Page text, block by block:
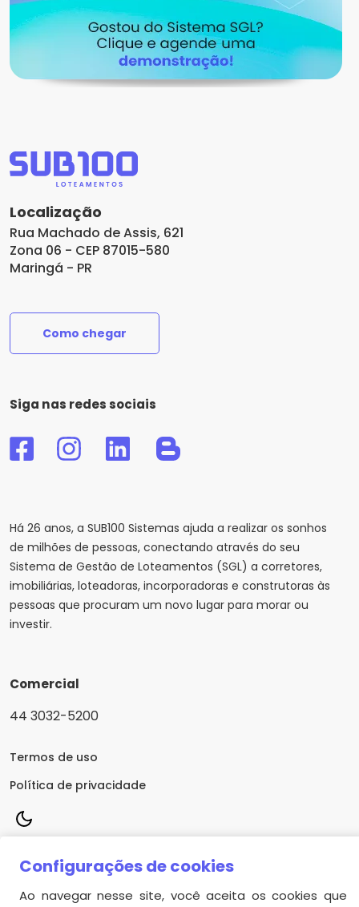
Localização
Rua Machado de Assis, 621
Zona 06 - CEP 87015-580
Maringá - PR
Como chegar
Siga nas redes sociais
Há 26 anos, a SUB100 Sistemas ajuda a realizar os sonhos
de milhões de pessoas, conectando através do seu
Sistema de Gestão de Loteamentos (SGL) a corretores,
imobiliárias, loteadoras, incorporadoras e construtoras às
pessoas que procuram um novo lugar para morar ou
investir.
Comercial
44 3032-5200
Termos de uso
Política de privacidade
© 2026 SistemaSGL
Configurações de cookies
Ao navegar nesse site, você aceita os cookies que